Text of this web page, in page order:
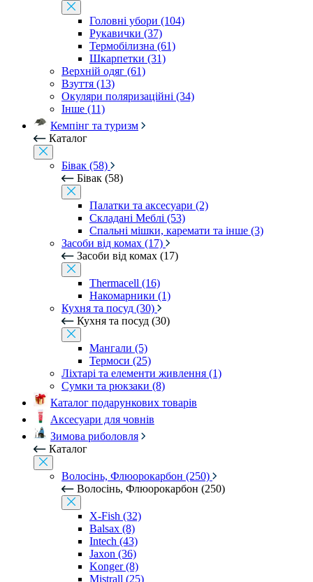
Головні убори (104)
Рукавички (37)
Термобілизна (61)
Шкарпетки (31)
Верхній одяг (61)
Взуття (13)
Окуляри поляризаційні (34)
Інше (11)
Кемпінг та туризм
Каталог
Бівак (58)
Бівак (58)
Палатки та аксесуари (2)
Складані Меблі (53)
Спальні мішки, каремати та інше (3)
Засоби від комах (17)
Засоби від комах (17)
Thermacell (16)
Накомарники (1)
Кухня та посуд (30)
Кухня та посуд (30)
Мангали (5)
Термоси (25)
Ліхтарі та елементи живлення (1)
Сумки та рюкзаки (8)
Каталог подарункових товарів
Аксесуари для човнів
Зимова риболовля
Каталог
Волосінь, Флюорокарбон (250)
Волосінь, Флюорокарбон (250)
X-Fish (32)
Balsax (8)
Intech (43)
Jaxon (36)
Konger (8)
Mistrall (25)